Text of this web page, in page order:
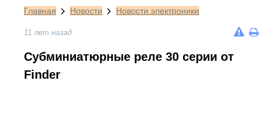
Главная Новости Новости электроники
11 лет назад
Субминиатюрные реле 30 серии от
Finder